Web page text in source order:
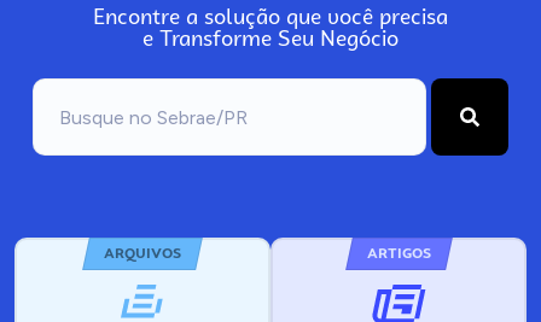
Encontre a solução que você precisa
e Transforme Seu Negócio
ARQUIVOS ARTIGOS